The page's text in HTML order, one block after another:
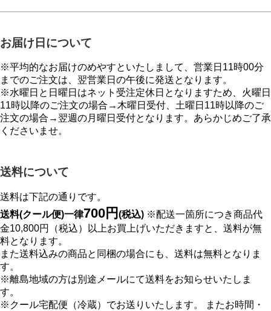
お届け日について
※平均的なお届けのめやすといたしまして、営業日11時00分
までのご注文は、翌営業日の午後に発送となります。
※水曜日と日曜日はネット受注定休日となりますため、火曜日
11時以降のご注文の場合→木曜日受付、土曜日11時以降のご
注文の場合→翌週の月曜日受付となります。あらかじめご了承
くださいませ。
送料について
送料は下記の通りです。
送料(クール便)一律700円 (税込) ※配送一箇所につき商品代
金10,800円（税込）以上お買上げいただきますと、送料が無
料となります。
また送料込みの商品と同梱の場合にも、送料は無料となりま
す。
※離島地域の方は別途メールにて送料をお知らせいたしま
す。
※クール宅配便（冷蔵）でお送りいたします。 またお時間・